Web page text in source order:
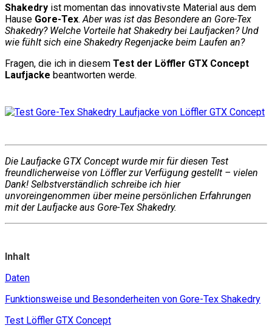
Shakedry ist momentan das innovativste Material aus dem
Hause Gore-Tex.Aber was ist das Besondere an Gore-Tex
Shakedry? Welche Vorteile hat Shakedry bei Laufjacken? Und
wie fühlt sich eine Shakedry Regenjacke beim Laufen an?
Fragen, die ich in diesem Test der Löffler GTX Concept
Laufjacke beantworten werde.
Die Laufjacke GTX Concept wurde mir für diesen Test
freundlicherweise von Löffler zur Verfügung gestellt – vielen
Dank! Selbstverständlich schreibe ich hier
unvoreingenommen über meine persönlichen Erfahrungen
mit der Laufjacke aus Gore-Tex Shakedry.
Inhalt
Daten
Funktionsweise und Besonderheiten von Gore-Tex Shakedry
Test Löffler GTX Concept